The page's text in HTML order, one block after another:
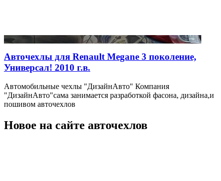
Авточехлы для Renault Megane 3 поколение,
Универсал! 2010 г.в.
Автомобильные чехлы "ДизайнАвто" Компания
"ДизайнАвто"сама занимается разработкой фасона, дизайна,и
пошивом авточехлов
Новое на сайте авточехлов